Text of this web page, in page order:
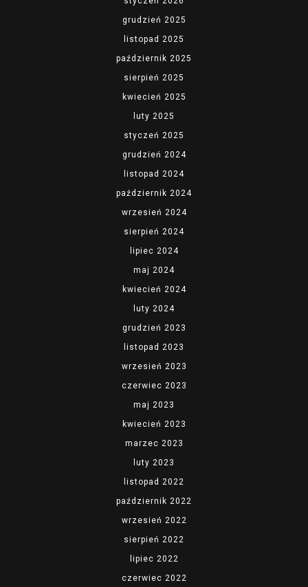
grudzień 2025
listopad 2025
październik 2025
sierpień 2025
kwiecień 2025
luty 2025
styczeń 2025
grudzień 2024
listopad 2024
październik 2024
wrzesień 2024
sierpień 2024
lipiec 2024
maj 2024
kwiecień 2024
luty 2024
grudzień 2023
listopad 2023
wrzesień 2023
czerwiec 2023
maj 2023
kwiecień 2023
marzec 2023
luty 2023
listopad 2022
październik 2022
wrzesień 2022
sierpień 2022
lipiec 2022
czerwiec 2022